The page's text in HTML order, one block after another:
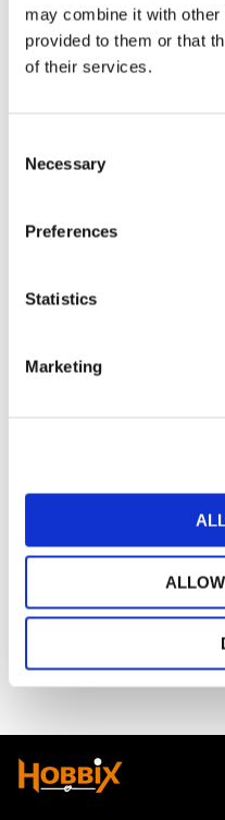
may combine it with other
provided to them or that
of their services.
Necessary
Preferences
Statistics
Marketing
Bli den första att lämna ett
Metal Beads Gold color.
1 pkt. Metal beads 7x11,5 mm.